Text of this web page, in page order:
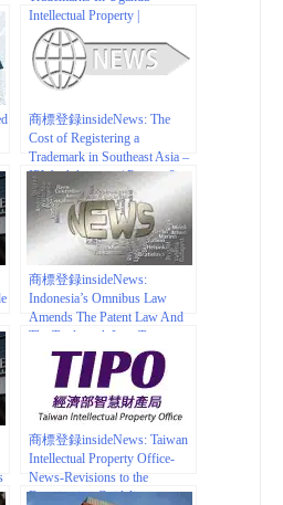
Intellectual Property |
mondaq.com
商標登録insideNews: The
Cost of Registering a
Trademark in Southeast Asia –
IPWatchdog.com | Patents &
Patent Law
商標登録insideNews:
Indonesia’s Omnibus Law
Amends The Patent Law And
The Trademark Law To
Support Foreign Investment –
IP Indonesia | mondaq.com
商標登録insideNews: Taiwan
Intellectual Property Office-
News-Revisions to the
Examination Guidelines on